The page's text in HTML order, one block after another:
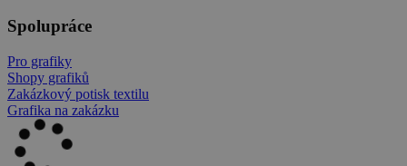
Spolupráce
Pro grafiky
Shopy grafiků
Zakázkový potisk textilu
Grafika na zakázku